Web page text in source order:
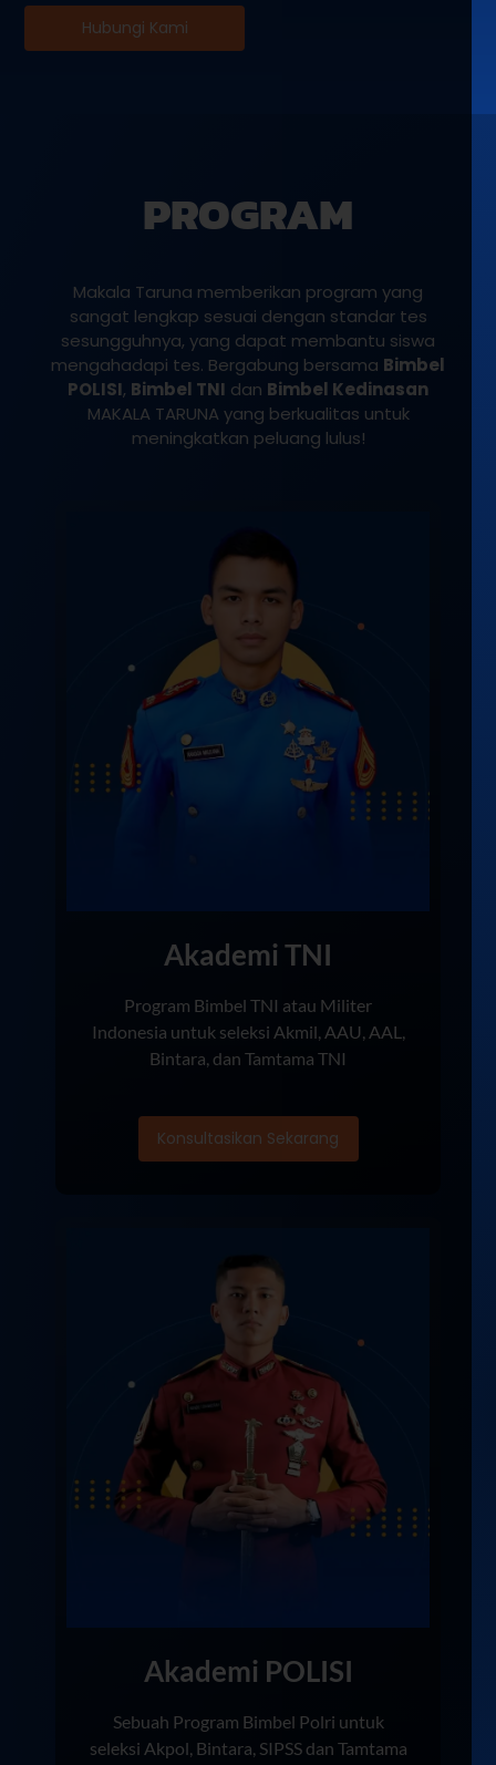
Hubungi Kami
PROGRAM
Makala Taruna memberikan program yang
sangat lengkap sesuai dengan standar tes
sesungguhnya, yang dapat membantu siswa
mengahadapi tes. Bergabung bersama Bimbel
POLISI, Bimbel TNI dan Bimbel Kedinasan
MAKALA TARUNA yang berkualitas untuk
meningkatkan peluang lulus!
Akademi TNI
Program Bimbel TNI atau Militer
Indonesia untuk seleksi Akmil, AAU, AAL,
Bintara, dan Tamtama TNI
Konsultasikan Sekarang
Akademi POLISI
Sebuah Program Bimbel Polri untuk
seleksi Akpol, Bintara, SIPSS dan Tamtama